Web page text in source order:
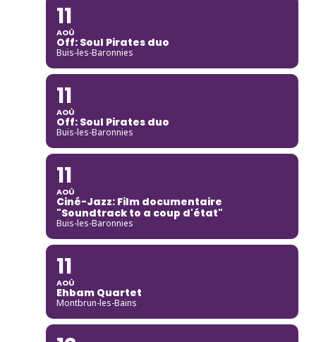
11
AOÛ
Off: Soul Pirates duo
Buis-les-Baronnies
11
AOÛ
Off: Soul Pirates duo
Buis-les-Baronnies
11
AOÛ
Ciné-Jazz: Film documentaire
"Soundtrack to a coup d'état"
Buis-les-Baronnies
11
AOÛ
Ehbam Quartet
Montbrun-les-Bains